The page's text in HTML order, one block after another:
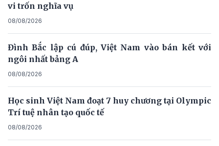
vi trốn nghĩa vụ
08/08/2026
Đình Bắc lập cú đúp, Việt Nam vào bán kết với
ngôi nhất bảng A
08/08/2026
Học sinh Việt Nam đoạt 7 huy chương tại Olympic
Trí tuệ nhân tạo quốc tế
08/08/2026